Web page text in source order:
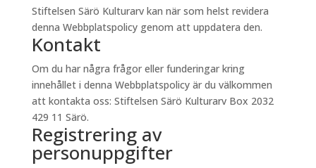
Stiftelsen Särö Kulturarv kan när som helst revidera
denna Webbplatspolicy genom att uppdatera den.
Kontakt
Om du har några frågor eller funderingar kring
innehållet i denna Webbplatspolicy är du välkommen
att kontakta oss: Stiftelsen Särö Kulturarv Box 2032
429 11 Särö.
Registrering av
personuppgifter